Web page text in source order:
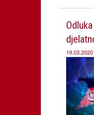
19.03.2020